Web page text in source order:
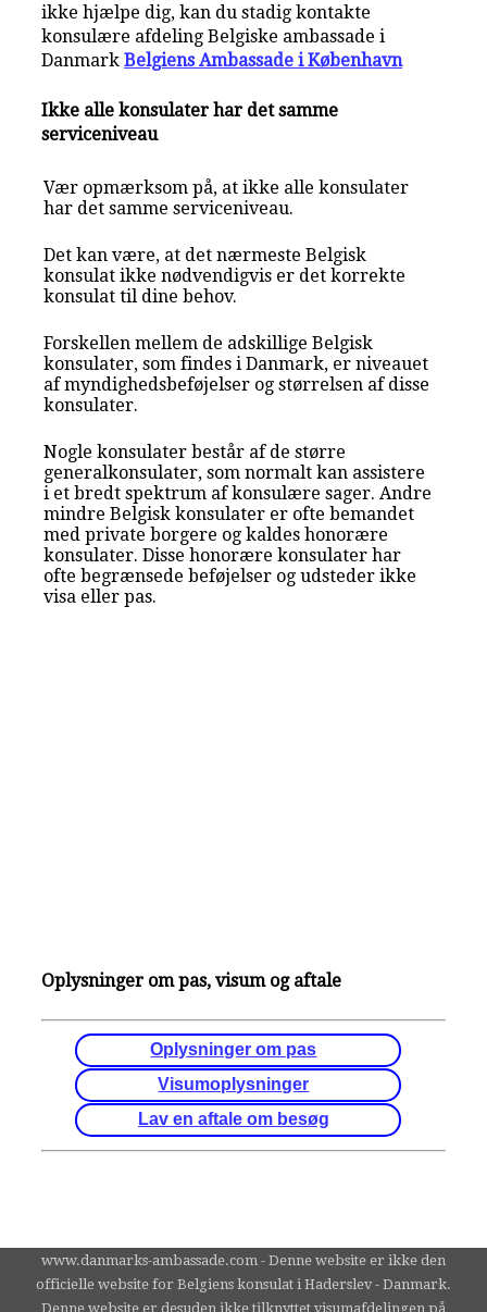
ikke hjælpe dig, kan du stadig kontakte
konsulære afdeling Belgiske ambassade i
Danmark Belgiens Ambassade i København
Ikke alle konsulater har det samme
serviceniveau
Vær opmærksom på, at ikke alle konsulater
har det samme serviceniveau.
Det kan være, at det nærmeste Belgisk
konsulat ikke nødvendigvis er det korrekte
konsulat til dine behov.
Forskellen mellem de adskillige Belgisk
konsulater, som findes i Danmark, er niveauet
af myndighedsbeføjelser og størrelsen af disse
konsulater.
Nogle konsulater består af de større
generalkonsulater, som normalt kan assistere
i et bredt spektrum af konsulære sager. Andre
mindre Belgisk konsulater er ofte bemandet
med private borgere og kaldes honorære
konsulater. Disse honorære konsulater har
ofte begrænsede beføjelser og udsteder ikke
visa eller pas.
Oplysninger om pas, visum og aftale
Oplysninger om pas
Visumoplysninger
Lav en aftale om besøg
www.danmarks-ambassade.com - Denne website er ikke den
officielle website for Belgiens konsulat i Haderslev - Danmark.
Denne website er desuden ikke tilknyttet visumafdelingen på